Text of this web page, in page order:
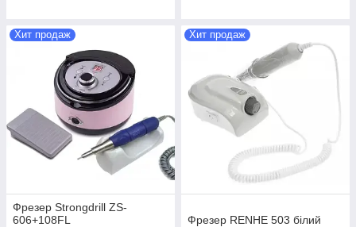
Хит продаж
Фрезер Strongdrill ZS-
606+108FL
Хит продаж
Фрезер RENHE 503 білий